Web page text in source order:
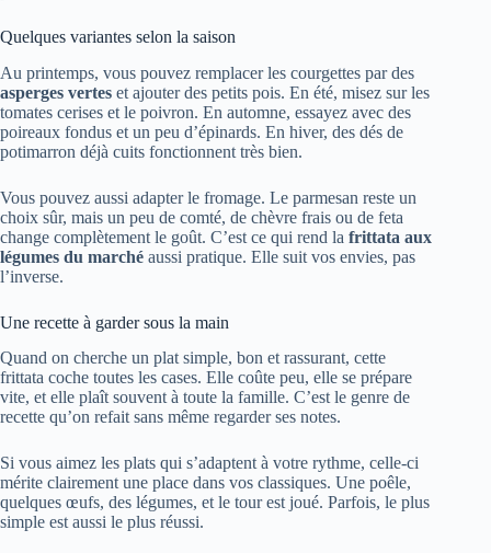
Quelques variantes selon la saison
Au printemps, vous pouvez remplacer les courgettes par des
asperges vertes et ajouter des petits pois. En été, misez sur les
tomates cerises et le poivron. En automne, essayez avec des
poireaux fondus et un peu d’épinards. En hiver, des dés de
potimarron déjà cuits fonctionnent très bien.
Vous pouvez aussi adapter le fromage. Le parmesan reste un
choix sûr, mais un peu de comté, de chèvre frais ou de feta
change complètement le goût. C’est ce qui rend la frittata aux
légumes du marché aussi pratique. Elle suit vos envies, pas
l’inverse.
Une recette à garder sous la main
Quand on cherche un plat simple, bon et rassurant, cette
frittata coche toutes les cases. Elle coûte peu, elle se prépare
vite, et elle plaît souvent à toute la famille. C’est le genre de
recette qu’on refait sans même regarder ses notes.
Si vous aimez les plats qui s’adaptent à votre rythme, celle-ci
mérite clairement une place dans vos classiques. Une poêle,
quelques œufs, des légumes, et le tour est joué. Parfois, le plus
simple est aussi le plus réussi.